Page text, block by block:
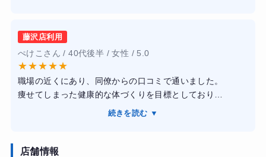
にやり切ることができました。専用アプリを用いた毎日の
食事報告では、糖質制限の具体的なメニュー提案や停滞期
の乗り越え方をタイムリーに指導していただき、常に並走
してくれている安心感がありました。
【結果・変化】2ヶ月の短期集中コースで体重11キロ、体脂
肪率が8パーセント減少するという驚異的な結果が出まし
た。睡眠の質が向上し、日中の集中力も増すなど、単なる
藤沢店利用
ぺけこさん / 40代後半 / 女性 / 5.0
★★★★★
職場の近くにあり、同僚からの口コミで通いました。
痩せてしまった健康的な体づくりを目標としており
トレーナーさんは食事管理も含めて対応してもらえまし
トレーニングにおいても、わたしが飽きっぽい性格なのを
続きを読む ▼
店舗情報